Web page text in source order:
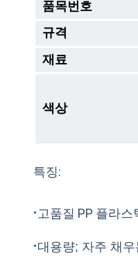
품목번호
규격
재료
색상
특징:
·고품질 PP 플라
·대용량; 자주 채